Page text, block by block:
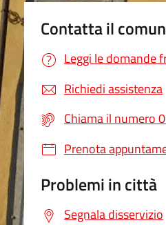
Contatta il
Leggi le domande
Richiedi assistenza
Chiama il numero
Prenota
Problemi in città
Segnala disservizio